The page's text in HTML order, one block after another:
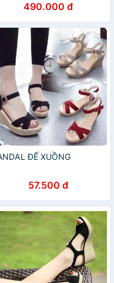
490.000 đ
ĐẾ XUỒNG
57.500 đ